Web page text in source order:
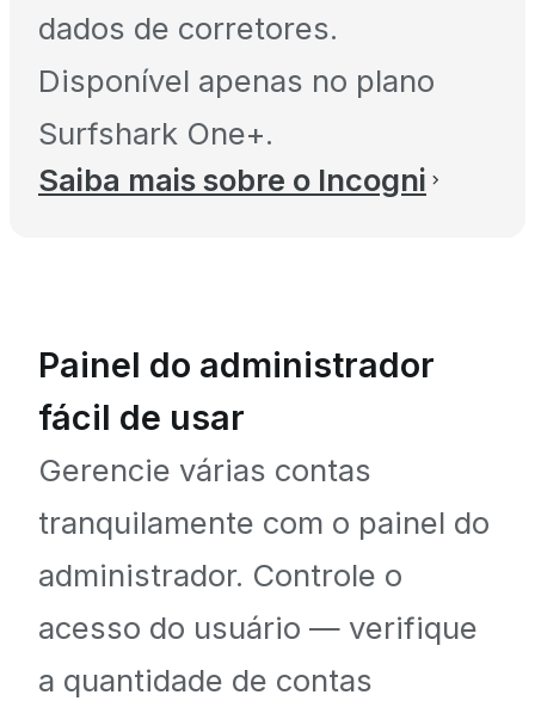
dados de corretores.
Disponível apenas no plano
Surfshark One+.
Saiba mais sobre o Incogni
Painel do administrador
fácil de usar
Gerencie várias contas
tranquilamente com o painel do
administrador. Controle o
acesso do usuário — verifique
a quantidade de contas